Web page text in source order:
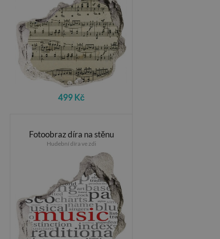
499 Kč
Fotoobraz díra na stěnu
Hudební díra ve zdi